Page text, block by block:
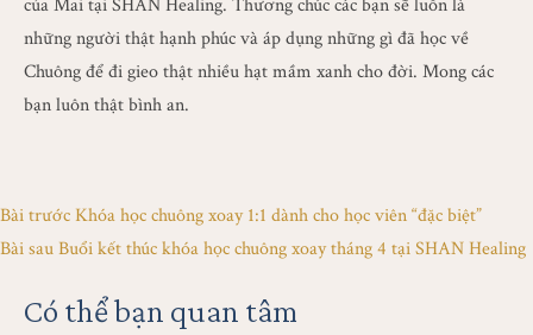
của Mai tại SHAN Healing. Thương chúc các bạn sẽ luôn là
những người thật hạnh phúc và áp dụng những gì đã học về
Chuông để đi gieo thật nhiều hạt mầm xanh cho đời. Mong các
bạn luôn thật bình an.
Bài trướcKhóa học chuông xoay 1:1 dành cho học viên “đặc biệt”
Bài sauBuổi kết thúc khóa học chuông xoay tháng 4 tại SHAN Healing
Có thể bạn quan tâm